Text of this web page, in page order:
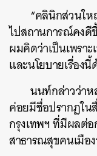
“คลินิกส่วนใ
ไปสถานการณ์คงดี
ผมคิดว่าเป็นเพรา
และนโยบายเรื่องนี้
นนท์กล่าวว่า
ค่อยมีชื่อปรากฏใน
กรุงเทพฯ ที่มีผลต่
สาธารณสุขคนเมือ